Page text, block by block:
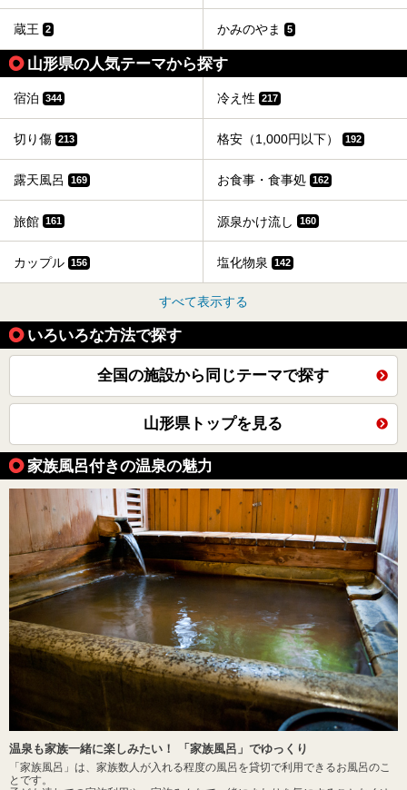
蔵王 2 かみのやま 5
山形県の人気テーマから探す
宿泊 344 冷え性 217
切り傷 213 格安（1,000円以下） 192
露天風呂 169 お食事・食事処 162
旅館 161 源泉かけ流し 160
カップル 156 塩化物泉 142
すべて表示する
いろいろな方法で探す
全国の施設から同じテーマで探す
山形県トップを見る
家族風呂付きの温泉の魅力
温泉も家族一緒に楽しみたい！ 「家族風呂」でゆっくり
「家族風呂」は、家族数人が入れる程度の風呂を貸切で利用できるお風呂のこ
とです。